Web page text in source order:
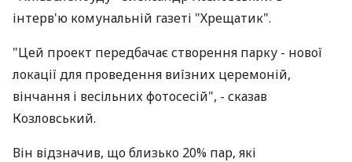
інтерв'ю комунальній газеті "Хрещатик".
"Цей проект передбачає створення парку - нової
локації для проведення виїзних церемоній,
вінчання і весільних фотосесій", - сказав
Козловський.
Він відзначив, що близько 20% пар, які